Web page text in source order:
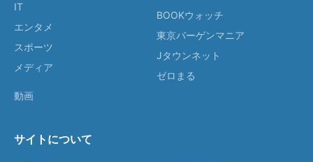
IT
エンタメ
スポーツ
メディア
動画
BOOKウォッチ
東京バーゲンマニア
Jタウンネット
ゼロまる
サイトについて